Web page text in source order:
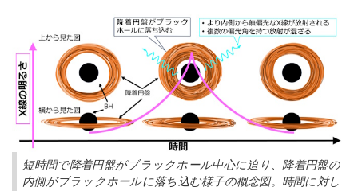
短時間で降着円盤がブラックホール中心に迫り、降着円盤の
内側がブラックホールに落ち込む様子の概念図。時間に対し